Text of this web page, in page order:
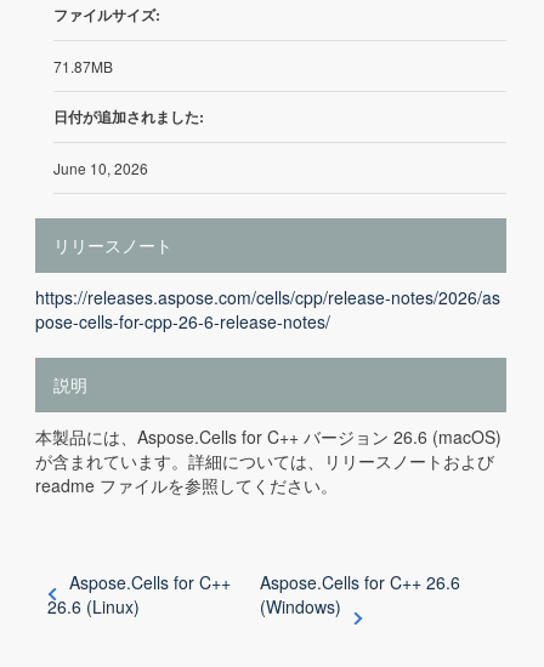
ファイルサイズ:
71.87MB
日付が追加されました:
June 10, 2026
リリースノート
https://releases.aspose.com/cells/cpp/release-notes/2026/as
pose-cells-for-cpp-26-6-release-notes/
説明
本製品には、Aspose.Cells for C++ バージョン 26.6 (macOS)
が含まれています。詳細については、リリースノートおよび
readme ファイルを参照してください。
Aspose.Cells for C++
26.6 (Linux)
Aspose.Cells for C++ 26.6
(Windows)